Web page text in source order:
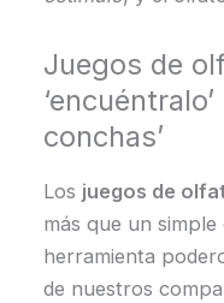
Juegos de
conchas’
Los juegos de
más que un
herramienta
de nuestros